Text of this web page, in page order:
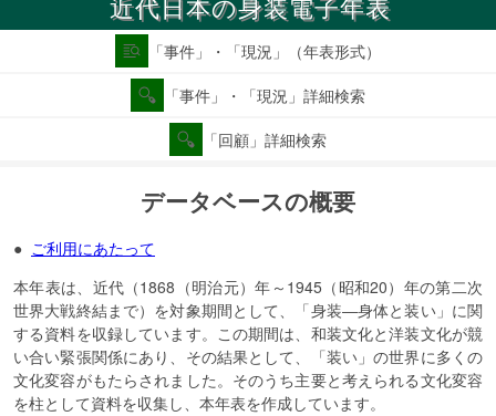
「事件」・「現況」（年表形式）
「事件」・「現況」詳細検索
「回顧」詳細検索
データベースの概要
● ご利用にあたって
本年表は、近代（1868（明治元）年～1945（昭和20）年の第二次
世界大戦終結まで）を対象期間として、「身装―身体と装い」に関
する資料を収録しています。この期間は、和装文化と洋装文化が競
い合い緊張関係にあり、その結果として、「装い」の世界に多くの
文化変容がもたらされました。そのうち主要と考えられる文化変容
を柱として資料を収集し、本年表を作成しています。